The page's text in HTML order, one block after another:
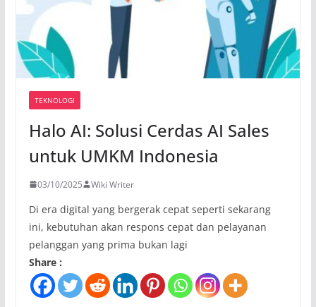
TEKNOLOGI
Halo AI: Solusi Cerdas AI Sales
untuk UMKM Indonesia
03/10/2025 Wiki Writer
Di era digital yang bergerak cepat seperti sekarang
ini, kebutuhan akan respons cepat dan pelayanan
pelanggan yang prima bukan lagi
Share :